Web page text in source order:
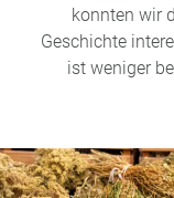
konnten wir
Geschichte
ist weniger